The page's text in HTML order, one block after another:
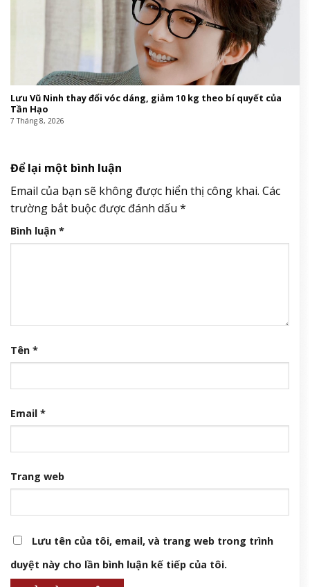
Lưu Vũ Ninh thay đổi vóc dáng, giảm 10 kg theo bí quyết của
Tần Hạo
7 Tháng 8, 2026
Để lại một bình luận
Email của bạn sẽ không được hiển thị công khai. Các
trường bắt buộc được đánh dấu *
Bình luận *
Tên *
Email *
Trang web
Lưu tên của tôi, email, và trang web trong trình
duyệt này cho lần bình luận kế tiếp của tôi.